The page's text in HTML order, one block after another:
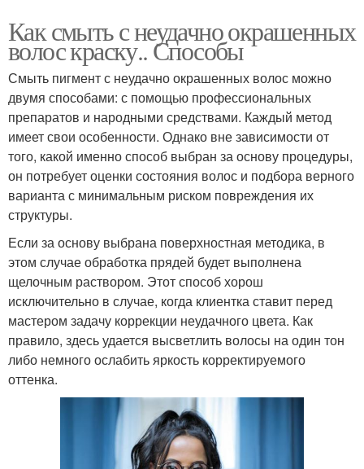
Как смыть с неудачно окрашенных
волос краску.. Способы
Смыть пигмент с неудачно окрашенных волос можно
двумя способами: с помощью профессиональных
препаратов и народными средствами. Каждый метод
имеет свои особенности. Однако вне зависимости от
того, какой именно способ выбран за основу процедуры,
он потребует оценки состояния волос и подбора верного
варианта с минимальным риском повреждения их
структуры.
Если за основу выбрана поверхностная методика, в
этом случае обработка прядей будет выполнена
щелочным раствором. Этот способ хорош
исключительно в случае, когда клиентка ставит перед
мастером задачу коррекции неудачного цвета. Как
правило, здесь удается высветлить волосы на один тон
либо немного ослабить яркость корректируемого
оттенка.